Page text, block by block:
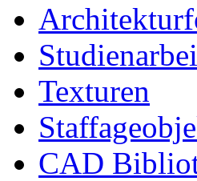
Texturen
CAD